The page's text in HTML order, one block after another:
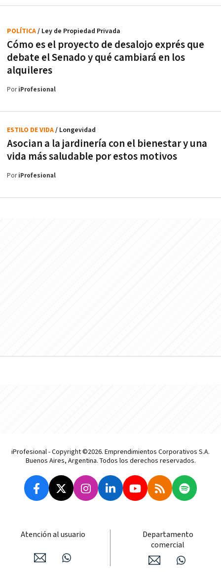
Cómo es el proyecto de desalojo exprés que
debate el Senado y qué cambiará en los
alquileres
POLÍTICA/ Ley de Propiedad Privada
PoriProfesional
Asocian a la jardinería con el bienestar y una
vida más saludable por estos motivos
ESTILO DE VIDA/ Longevidad
PoriProfesional
iProfesional - Copyright ©2026. Emprendimientos Corporativos S.A.
Buenos Aires, Argentina. Todos los derechos reservados.
Atención al usuario
Departamento
comercial